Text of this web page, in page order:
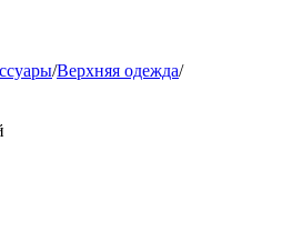
/Верхняя одежда/